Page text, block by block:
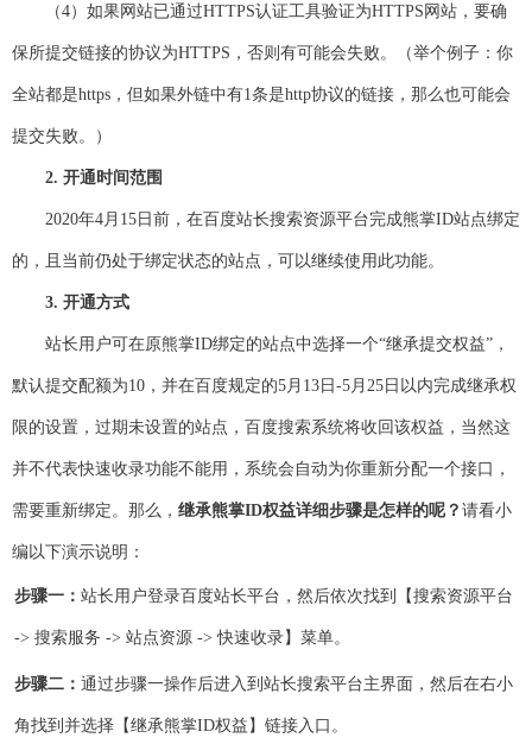
（4）如果网站已通过HTTPS认证工具验证为HTTPS网站，要确
保所提交链接的协议为HTTPS，否则有可能会失败。（举个例子：你
全站都是https，但如果外链中有1条是http协议的链接，那么也可能会
提交失败。）
2. 开通时间范围
2020年4月15日前，在百度站长搜索资源平台完成熊掌ID站点绑定
的，且当前仍处于绑定状态的站点，可以继续使用此功能。
3. 开通方式
站长用户可在原熊掌ID绑定的站点中选择一个“继承提交权益”，
默认提交配额为10，并在百度规定的5月13日-5月25日以内完成继承权
限的设置，过期未设置的站点，百度搜索系统将收回该权益，当然这
并不代表快速收录功能不能用，系统会自动为你重新分配一个接口，
需要重新绑定。那么， 继承熊掌ID权益详细步骤是怎样的呢？ 请看小
编以下演示说明：
步骤一： 站长用户登录百度站长平台，然后依次找到【搜索资源平台
-> 搜索服务 -> 站点资源 -> 快速收录】菜单。
步骤二： 通过步骤一操作后进入到站长搜索平台主界面，然后在右小
角找到并选择【继承熊掌ID权益】链接入口。